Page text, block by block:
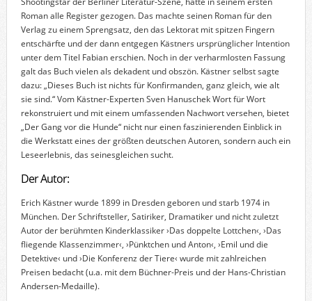
Roman alle Register gezogen. Das machte seinen Roman für den
Verlag zu einem Sprengsatz, den das Lektorat mit spitzen Fingern
entschärfte und der dann entgegen Kästners ursprünglicher Intention
unter dem Titel Fabian erschien. Noch in der verharmlosten Fassung
galt das Buch vielen als dekadent und obszön. Kästner selbst sagte
dazu: „Dieses Buch ist nichts für Konfirmanden, ganz gleich, wie alt
sie sind.“ Vom Kästner-Experten Sven Hanuschek Wort für Wort
rekonstruiert und mit einem umfassenden Nachwort versehen, bietet
„Der Gang vor die Hunde“ nicht nur einen faszinierenden Einblick in
die Werkstatt eines der größten deutschen Autoren, sondern auch ein
Leseerlebnis, das seinesgleichen sucht.
Der Autor:
Erich Kästner wurde 1899 in Dresden geboren und starb 1974 in
München. Der Schriftsteller, Satiriker, Dramatiker und nicht zuletzt
Autor der berühmten Kinderklassiker ›Das doppelte Lottchen‹, ›Das
fliegende Klassenzimmer‹, ›Pünktchen und Anton‹, ›Emil und die
Detektive‹ und ›Die Konferenz der Tiere‹ wurde mit zahlreichen
Preisen bedacht (u.a. mit dem Büchner-Preis und der Hans-Christian
Andersen-Medaille).